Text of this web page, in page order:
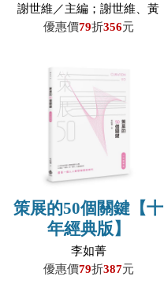
謝世維／主編；謝世維、黃
柏棋、張毅民、鄭印君、陳
美芬、吳奕均、李威德、許
原綸／作
優惠價79折356元
策展的50個關鍵【十
年經典版】
李如菁
優惠價79折387元